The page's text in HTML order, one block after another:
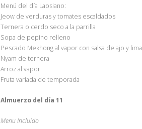
Menú del día Laosiano:
Jeow de verduras y tomates escaldados
Ternera o cerdo seco a la parrilla
Sopa de pepino relleno
Pescado Mekhong al vapor con salsa de ajo y lima
Nyam de ternera
Arroz al vapor
Fruta variada de temporada
Almuerzo del día 11
Menu Incluído